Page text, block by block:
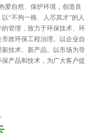
爱自然、保护环境，创造良
“不拘一格、人尽其才”的人
管理，致力于环保技术、环
政环保工程治理。以企业自
技术、新产品。以市场为导
产品和技术，为广大客户提